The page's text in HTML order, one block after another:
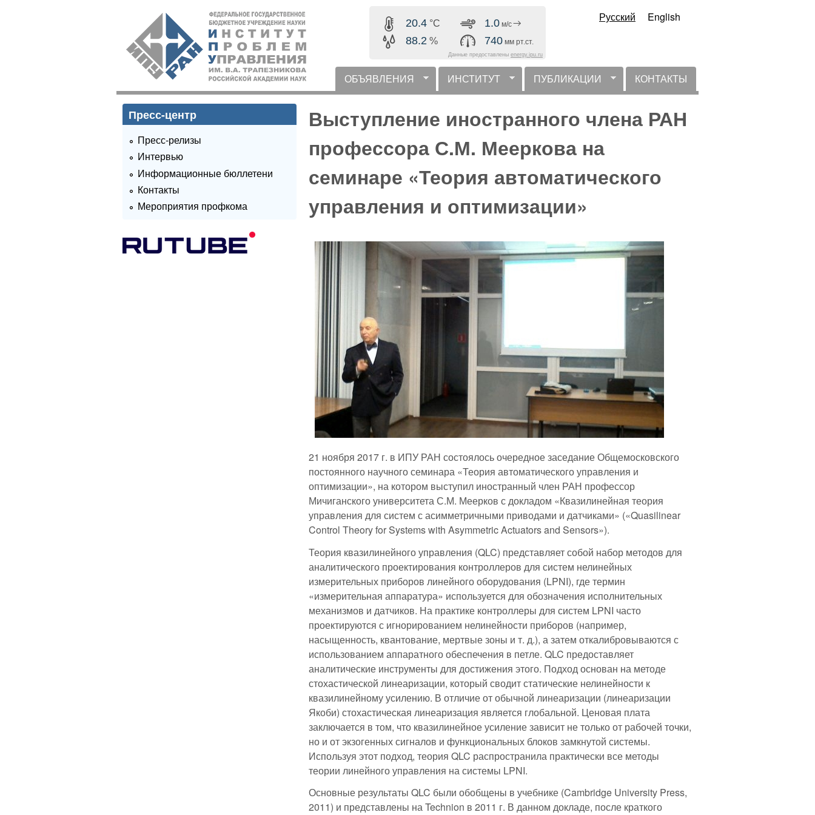
содержанию
ИПУ
РАН
20.4 °C
88.2 %
1.0 м/с
740 мм рт.ст.
Данные предоставлены energy.ipu.ru
Русский English
горизонтальное меню
ОБЪЯВЛЕНИЯ ИНСТИТУТ ПУБЛИКАЦИИ КОНТАКТЫ
Выступление иностранного члена РАН
профессора С.М. Мееркова на
семинаре «Теория автоматического
управления и оптимизации»
21 ноября 2017 г. в ИПУ РАН состоялось очередное заседание Общемосковского
постоянного научного семинара «Теория автоматического управления и
оптимизации», на котором выступил иностранный член РАН профессор
Мичиганского университета С.М. Меерков с докладом «Квазилинейная теория
управления для систем с асимметричными приводами и датчиками» («Quasilinear
Control Theory for Systems with Asymmetric Actuators and Sensors»).
Теория квазилинейного управления (QLC) представляет собой набор методов для
аналитического проектирования контроллеров для систем нелинейных
измерительных приборов линейного оборудования (LPNI), где термин
«измерительная аппаратура» используется для обозначения исполнительных
механизмов и датчиков. На практике контроллеры для систем LPNI часто
проектируются с игнорированием нелинейности приборов (например,
насыщенность, квантование, мертвые зоны и т. д.), а затем откалибровываются с
использованием аппаратного обеспечения в петле. QLC предоставляет
аналитические инструменты для достижения этого. Подход основан на методе
стохастической линеаризации, который сводит статические нелинейности к
квазилинейному усилению. В отличие от обычной линеаризации (линеаризации
Якоби) стохастическая линеаризация является глобальной. Ценовая плата
заключается в том, что квазилинейное усиление зависит не только от рабочей точки,
но и от экзогенных сигналов и функциональных блоков замкнутой системы.
Используя этот подход, теория QLC распространила практически все методы
теории линейного управления на системы LPNI.
Основные результаты QLC были обобщены в учебнике (Cambridge University Press,
2011) и представлены на Technion в 2011 г. В данном докладе, после краткого
Пресс-центр
Пресс-релизы
Интервью
Информационные бюллетени
Контакты
Мероприятия профкома